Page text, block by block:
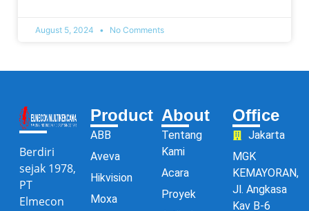
August 5, 2024 No Comments
Berdiri
sejak 1978,
PT
Elmecon
Product
ABB
Aveva
Hikvision
Moxa
About
Tentang
Kami
Acara
Proyek
Office
Jakarta
MGK
KEMAYORAN,
Jl. Angkasa
Kav B-6